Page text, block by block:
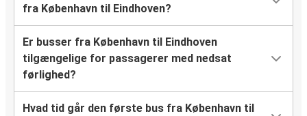
fra København til Eindhoven?
Er busser fra København til Eindhoven
tilgængelige for passagerer med nedsat
førlighed?
Hvad tid går den første bus fra København til